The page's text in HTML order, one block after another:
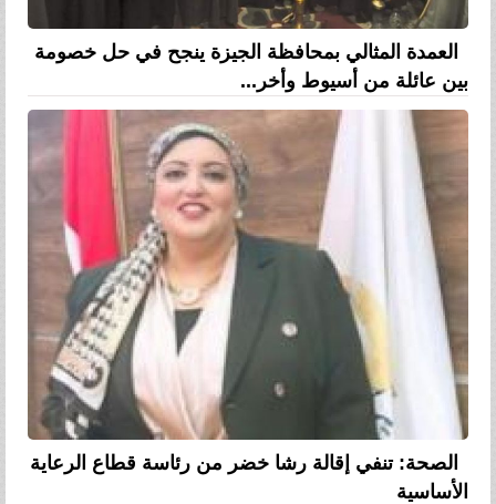
العمدة المثالي بمحافظة الجيزة ينجح في حل خصومة
بين عائلة من أسيوط وأخر...
الصحة: تنفي إقالة رشا خضر من رئاسة قطاع الرعاية
الأساسية